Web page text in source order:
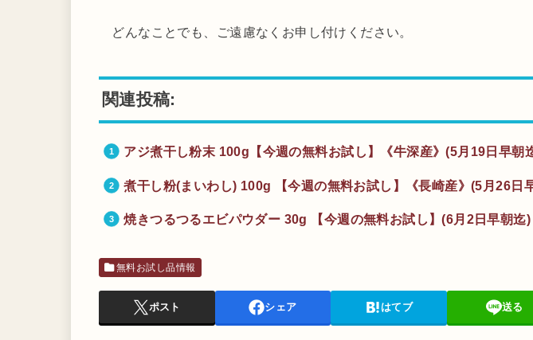
どんなことでも、ご遠慮なくお申し付けください。
関連投稿:
アジ煮干し粉末 100g【今週の無料お試し】《牛深産》(5月19日早朝
煮干し粉(まいわし) 100g 【今週の無料お試し】《長崎産》(5月26日
焼きつるつるエビパウダー 30g 【今週の無料お試し】(6月2日早朝迄)
無料お試し品情報
ポスト シェア はてブ 送る